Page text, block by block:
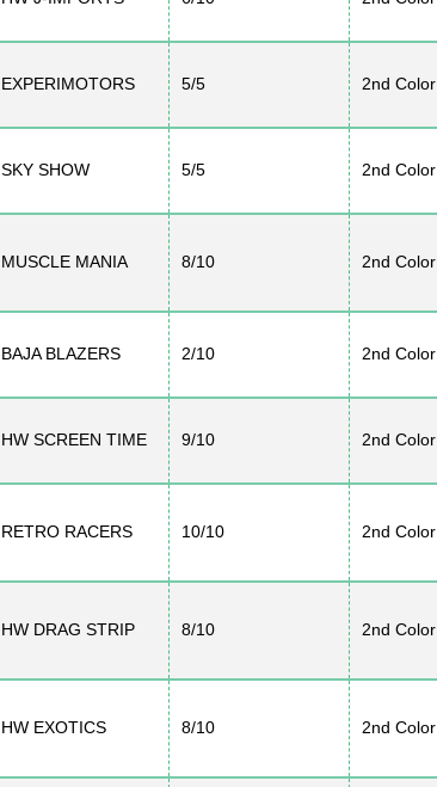
EXPERIMOTORS 5/5 2nd Color
SKY SHOW 5/5 2nd Color
MUSCLE MANIA 8/10 2nd Color
BAJA BLAZERS 2/10 2nd Color
HW SCREEN TIME 9/10 2nd Color
RETRO RACERS 10/10 2nd Color
HW DRAG STRIP 8/10 2nd Color
HW EXOTICS 8/10 2nd Color